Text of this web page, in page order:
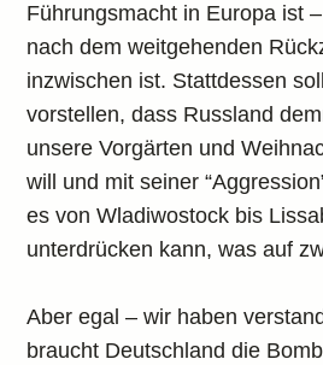
Führungsmacht in Europa ist
nach dem weitgehenden
inzwischen ist. Stattdessen
vorstellen, dass Russland
unsere Vorgärten und
will und mit seiner
es von Wladiwostock bis
unterdrücken kann, was auf
Aber egal – wir haben
braucht Deutschland die